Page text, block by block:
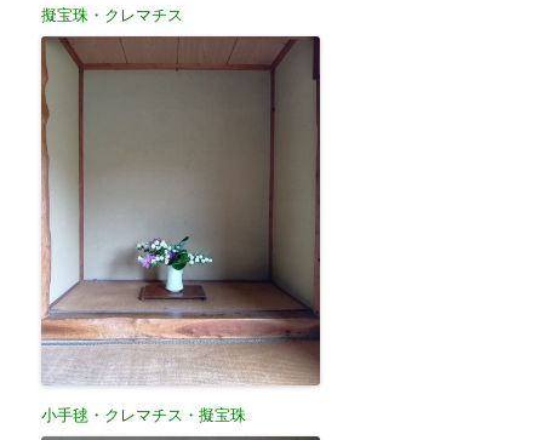
擬宝珠・クレマチス
小手毬・クレマチス・擬宝珠